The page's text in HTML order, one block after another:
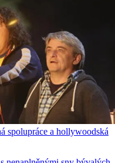
spolupráce a hollywoodská